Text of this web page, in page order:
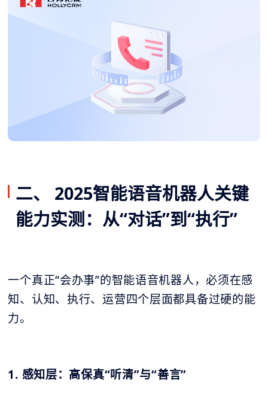
二、 2025智能语音机器人关键
能力实测：从“对话”到“执行”
一个真正“会办事”的智能语音机器人，必须在感
知、认知、执行、运营四个层面都具备过硬的能
力。
1. 感知层：高保真“听清”与“善言”